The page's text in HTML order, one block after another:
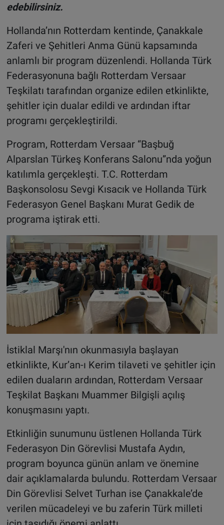
edebilirsiniz.
Hollanda’nın Rotterdam kentinde, Çanakkale
Zaferi ve Şehitleri Anma Günü kapsamında
anlamlı bir program düzenlendi. Hollanda Türk
Federasyonuna bağlı Rotterdam Versaar
Teşkilatı tarafından organize edilen etkinlikte,
şehitler için dualar edildi ve ardından iftar
programı gerçekleştirildi.
Program, Rotterdam Versaar “Başbuğ
Alparslan Türkeş Konferans Salonu”nda yoğun
katılımla gerçekleşti. T.C. Rotterdam
Başkonsolosu Sevgi Kısacık ve Hollanda Türk
Federasyon Genel Başkanı Murat Gedik de
programa iştirak etti.
İstiklal Marşı'nın okunmasıyla başlayan
etkinlikte, Kur’an-ı Kerim tilaveti ve şehitler için
edilen duaların ardından, Rotterdam Versaar
Teşkilat Başkanı Muammer Bilgişli açılış
konuşmasını yaptı.
Etkinliğin sunumunu üstlenen Hollanda Türk
Federasyon Din Görevlisi Mustafa Aydın,
program boyunca günün anlam ve önemine
dair açıklamalarda bulundu. Rotterdam Versaar
Din Görevlisi Selvet Turhan ise Çanakkale’de
verilen mücadeleyi ve bu zaferin Türk milleti